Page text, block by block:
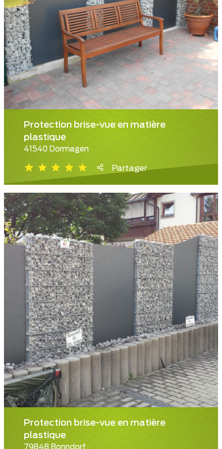
Protection brise-vue en matière
plastique
41540 Dormagen
Partager
Protection brise-vue en matière
plastique
79848 Bonndorf